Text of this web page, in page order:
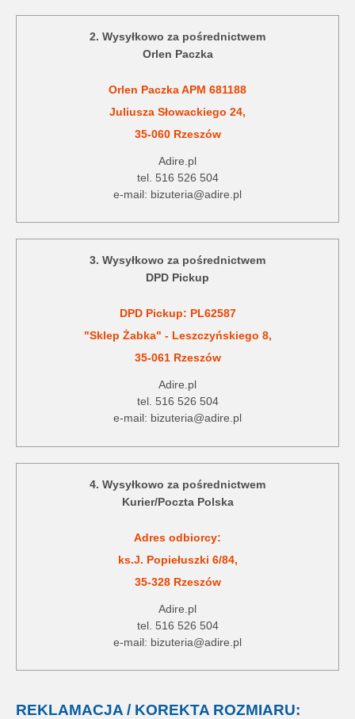
2. Wysyłkowo za pośrednictwem
Orlen Paczka
Orlen Paczka APM 681188
Juliusza Słowackiego 24,
35-060 Rzeszów
Adire.pl
tel. 516 526 504
e-mail: bizuteria@adire.pl
3. Wysyłkowo za pośrednictwem
DPD Pickup
DPD Pickup: PL62587
"Sklep Żabka" - Leszczyńskiego 8,
35-061 Rzeszów
Adire.pl
tel. 516 526 504
e-mail: bizuteria@adire.pl
4. Wysyłkowo za pośrednictwem
Kurier/Poczta Polska
Adres odbiorcy:
ks.J. Popiełuszki 6/84,
35-328 Rzeszów
Adire.pl
tel. 516 526 504
e-mail: bizuteria@adire.pl
REKLAMACJA / KOREKTA ROZMIARU: